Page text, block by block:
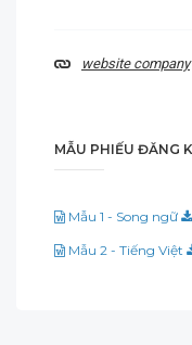
website company
MẪU PHIẾU ĐĂNG
Mẫu 1 - Song ngữ
Mẫu 2 - Tiếng Việt